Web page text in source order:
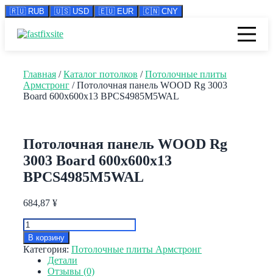
🇷🇺 RUB 🇺🇸 USD 🇪🇺 EUR 🇨🇳 CNY
Главная /Каталог потолков /Потолочные плиты
Армстронг / Потолочная панель WOOD Rg 3003
Board 600x600x13 BPCS4985M5WAL
Потолочная панель WOOD Rg
3003 Board 600x600x13
BPCS4985M5WAL
684,87 ¥
Количество
товара
Потолочная
панель
WOOD
В корзину
Категория: Потолочные плиты Армстронг
Детали
Отзывы (0)